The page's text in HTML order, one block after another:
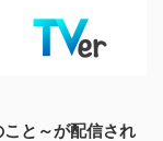
と～が配信され